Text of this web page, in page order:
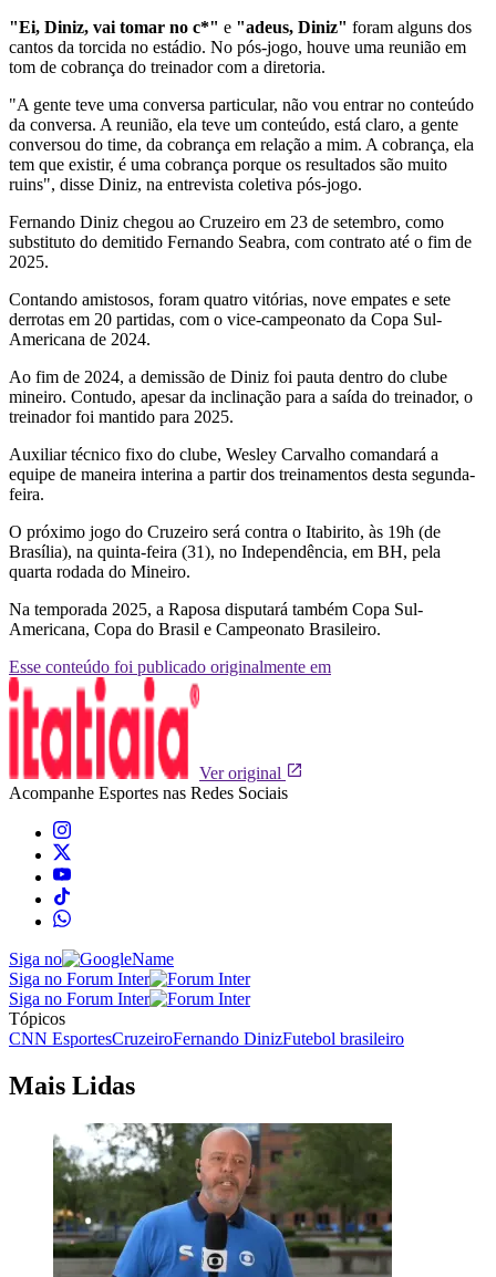
"Ei, Diniz, vai tomar no c*" e "adeus, Diniz" foram alguns dos
cantos da torcida no estádio. No pós-jogo, houve uma reunião em
tom de cobrança do treinador com a diretoria.
"A gente teve uma conversa particular, não vou entrar no conteúdo
da conversa. A reunião, ela teve um conteúdo, está claro, a gente
conversou do time, da cobrança em relação a mim. A cobrança, ela
tem que existir, é uma cobrança porque os resultados são muito
ruins", disse Diniz, na entrevista coletiva pós-jogo.
Fernando Diniz chegou ao Cruzeiro em 23 de setembro, como
substituto do demitido Fernando Seabra, com contrato até o fim de
2025.
Contando amistosos, foram quatro vitórias, nove empates e sete
derrotas em 20 partidas, com o vice-campeonato da Copa Sul-
Americana de 2024.
Ao fim de 2024, a demissão de Diniz foi pauta dentro do clube
mineiro. Contudo, apesar da inclinação para a saída do treinador, o
treinador foi mantido para 2025.
Auxiliar técnico fixo do clube, Wesley Carvalho comandará a
equipe de maneira interina a partir dos treinamentos desta segunda-
feira.
O próximo jogo do Cruzeiro será contra o Itabirito, às 19h (de
Brasília), na quinta-feira (31), no Independência, em BH, pela
quarta rodada do Mineiro.
Na temporada 2025, a Raposa disputará também Copa Sul-
Americana, Copa do Brasil e Campeonato Brasileiro.
Esse conteúdo foi publicado originalmente em
Ver original
Acompanhe Esportes nas Redes Sociais
Siga no
Siga no Forum Inter
Siga no Forum Inter
Tópicos
CNN EsportesCruzeiroFernando DinizFutebol brasileiro
Mais Lidas